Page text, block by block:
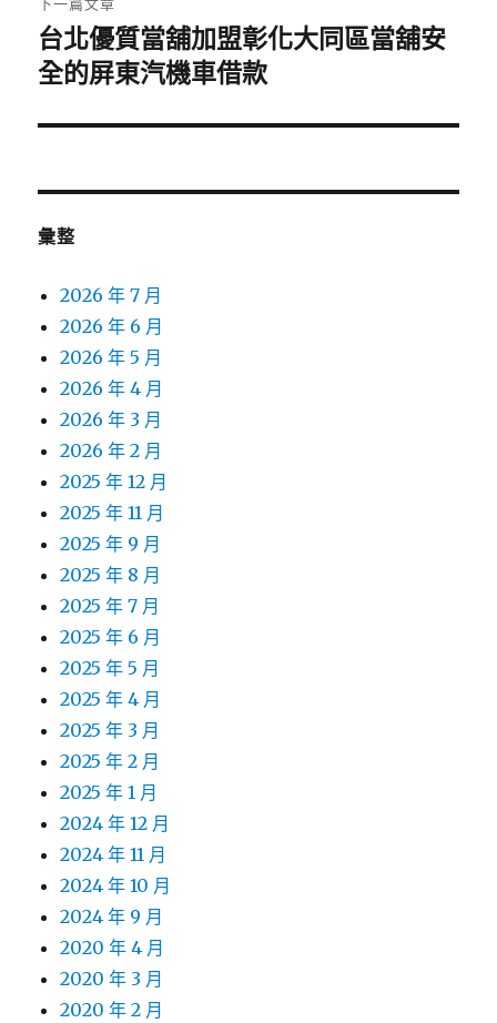
下
一
文
台北優質當舖加盟彰化大同區當舖安
全的屏東汽機車借款
彙整
2026 年 7 月
2026 年 6 月
2026 年 5 月
2026 年 4 月
2026 年 3 月
2026 年 2 月
2025 年 12 月
2025 年 11 月
2025 年 9 月
2025 年 8 月
2025 年 7 月
2025 年 6 月
2025 年 5 月
2025 年 4 月
2025 年 3 月
2025 年 2 月
2025 年 1 月
2024 年 12 月
2024 年 11 月
2024 年 10 月
2024 年 9 月
2020 年 4 月
2020 年 3 月
2020 年 2 月